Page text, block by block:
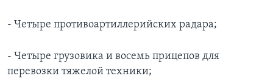
- Четыре противоартиллерийских радара;
- Четыре грузовика и восемь прицепов для
перевозки тяжелой техники;